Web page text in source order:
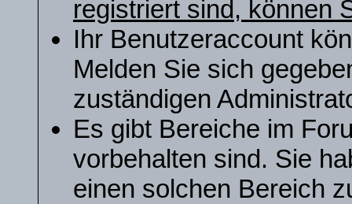
registriert sind, können
Ihr Benutzeraccount
Melden Sie sich
zuständigen
Es gibt Bereiche im
vorbehalten sind. Sie
einen solchen Bereich